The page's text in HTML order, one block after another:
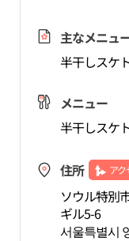
主なメニュ
半干しスケ
メニュー
半干しスケ
住所 アク
ソウル特別
ギル5-6
서울특별시